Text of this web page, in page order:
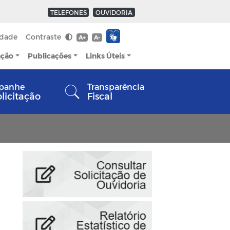
TELEFONES OUVIDORIA
Contraste A+ A-
Publicações Links Úteis
Transparência
Fiscal